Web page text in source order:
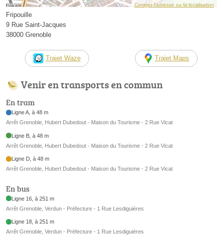
Corriger l’adresse ou la localisation
Fripouille
9 Rue Saint-Jacques
38000 Grenoble
Trajet Waze Trajet Maps
Venir en transports en commun
En tram
Ligne A, à 48 m
Arrêt Grenoble, Hubert Dubedout - Maison du Tourisme - 2 Rue Vicat
Ligne B, à 48 m
Arrêt Grenoble, Hubert Dubedout - Maison du Tourisme - 2 Rue Vicat
Ligne D, à 48 m
Arrêt Grenoble, Hubert Dubedout - Maison du Tourisme - 2 Rue Vicat
En bus
Ligne 16, à 251 m
Arrêt Grenoble, Verdun - Préfecture - 1 Rue Lesdiguières
Ligne 18, à 251 m
Arrêt Grenoble, Verdun - Préfecture - 1 Rue Lesdiguières